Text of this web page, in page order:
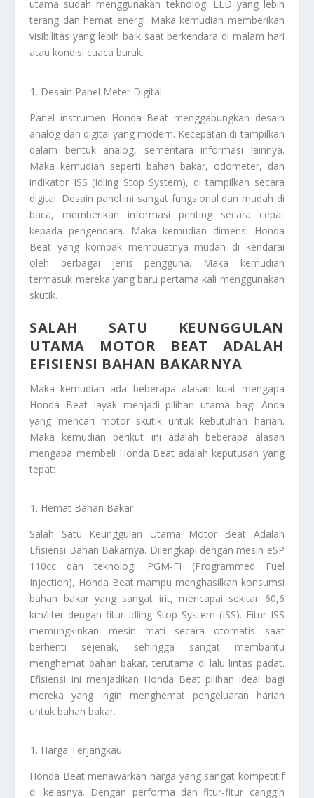
utama sudah menggunakan teknologi LED yang lebih
terang dan hemat energi. Maka kemudian memberikan
visibilitas yang lebih baik saat berkendara di malam hari
atau kondisi cuaca buruk.
Desain Panel Meter Digital
Panel instrumen Honda Beat menggabungkan desain
analog dan digital yang modern. Kecepatan di tampilkan
dalam bentuk analog, sementara informasi lainnya.
Maka kemudian seperti bahan bakar, odometer, dan
indikator ISS (Idling Stop System), di tampilkan secara
digital. Desain panel ini sangat fungsional dan mudah di
baca, memberikan informasi penting secara cepat
kepada pengendara. Maka kemudian dimensi Honda
Beat yang kompak membuatnya mudah di kendarai
oleh berbagai jenis pengguna. Maka kemudian
termasuk mereka yang baru pertama kali menggunakan
skutik.
SALAH SATU KEUNGGULAN
UTAMA MOTOR BEAT ADALAH
EFISIENSI BAHAN BAKARNYA
Maka kemudian ada beberapa alasan kuat mengapa
Honda Beat layak menjadi pilihan utama bagi Anda
yang mencari motor skutik untuk kebutuhan harian.
Maka kemudian berikut ini adalah beberapa alasan
mengapa membeli Honda Beat adalah keputusan yang
tepat:
Hemat Bahan Bakar
Salah Satu Keunggulan Utama Motor Beat Adalah
Efisiensi Bahan Bakarnya. Dilengkapi dengan mesin eSP
110cc dan teknologi PGM-FI (Programmed Fuel
Injection), Honda Beat mampu menghasilkan konsumsi
bahan bakar yang sangat irit, mencapai sekitar 60,6
km/liter dengan fitur Idling Stop System (ISS). Fitur ISS
memungkinkan mesin mati secara otomatis saat
berhenti sejenak, sehingga sangat membantu
menghemat bahan bakar, terutama di lalu lintas padat.
Efisiensi ini menjadikan Honda Beat pilihan ideal bagi
mereka yang ingin menghemat pengeluaran harian
untuk bahan bakar.
Harga Terjangkau
Honda Beat menawarkan harga yang sangat kompetitif
di kelasnya. Dengan performa dan fitur-fitur canggih